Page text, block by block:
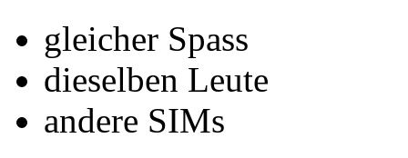
gleicher Spass
dieselben Leute
andere SIMs